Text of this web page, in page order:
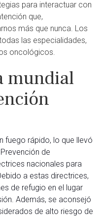
para interactuar con
que,
más que nunca. Los
las especialidades,
oncológicos.
mundial
fuego rápido, lo que llevó
de
nacionales para
a estas directrices,
de refugio en el lugar
Además, se aconsejó
de alto riesgo de